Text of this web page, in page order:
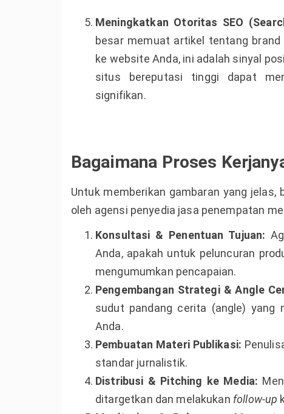
Meningkatkan Otoritas SEO
besar memuat artikel tentang
ke website Anda, ini adalah sinyal
situs bereputasi tinggi dapat
signifikan.
Bagaimana Proses
Untuk memberikan gambaran yang
oleh agensi penyedia jasa penempatan
Konsultasi & Penentuan Tujuan:
Anda, apakah untuk peluncuran
mengumumkan pencapaian.
Pengembangan Strategi & Angle
sudut pandang cerita (angle) yang
Anda.
Pembuatan Materi Publikasi:
standar jurnalistik.
Distribusi & Pitching ke Media:
ditargetkan dan melakukan follow-up